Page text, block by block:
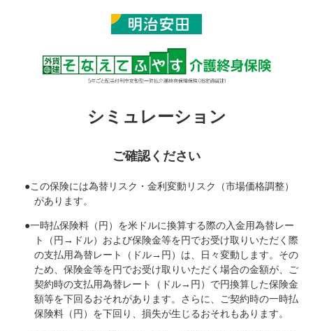
シミュレーション
ご確認ください
●この保険には為替リスク・金利変動リスク（市場価格調整）
があります。
●一時払保険料（円）を米ドルに換算する際の入金用為替レー
ト（円→ドル）および保険金等を円でお受け取りいただく際
の支払用為替レート（ドル→円）は、日々変動します。その
ため、保険金等を円でお受け取りいただく場合の金額が、ご
契約時の支払用為替レート（ドル→円）で円換算した保険金
額等を下回るおそれがあります。さらに、ご契約時の一時払
保険料（円）を下回り、損失が生じるおそれもあります。